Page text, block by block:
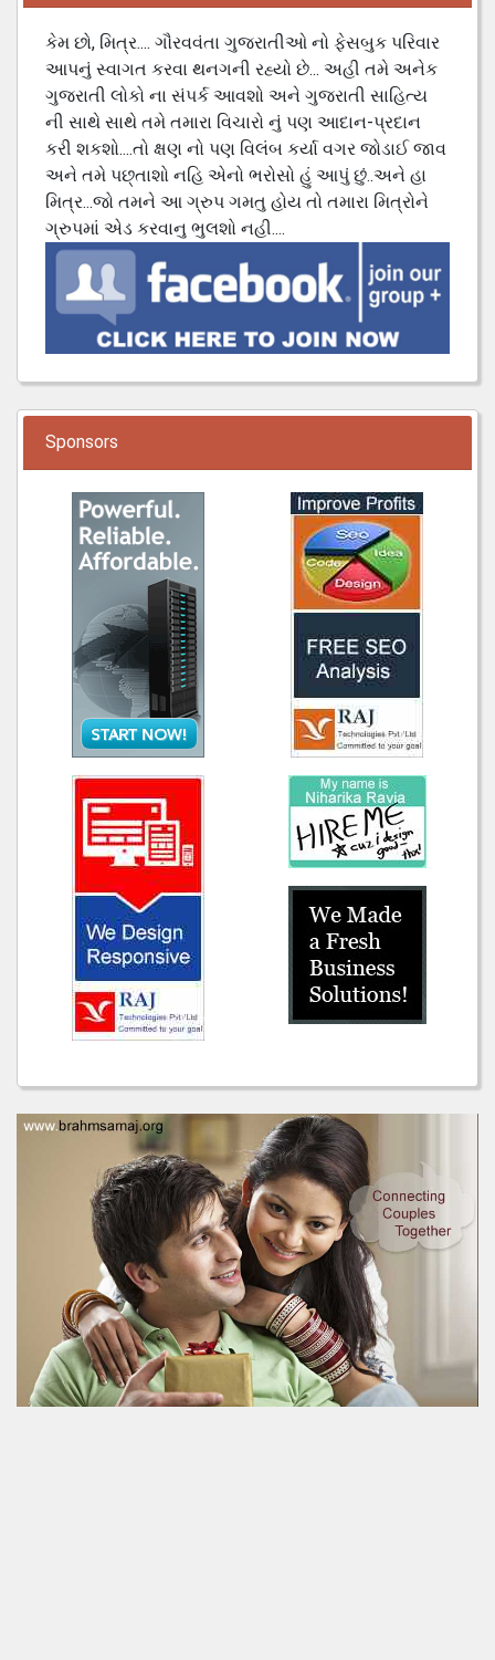
કેમ છો, મિત્ર.... ગૌરવવંતા ગુજરાતીઓ નો ફેસબુક પરિવાર
આપનું સ્વાગત કરવા થનગની રહ્યો છે... અહી તમે અનેક
ગુજરાતી લોકો ના સંપર્ક આવશો અને ગુજરાતી સાહિત્ય
ની સાથે સાથે તમે તમારા વિચારો નું પણ આદાન-પ્રદાન
કરી શકશો....તો ક્ષણ નો પણ વિલંબ કર્યા વગર જોડાઈ જાવ
અને તમે પછ્તાશો નહિ એનો ભરોસો હું આપું છું..અને હા
મિત્ર...જો તમને આ ગ્રુપ ગમતુ હોય તો તમારા મિત્રોને
ગ્રુપમાં એડ કરવાનુ ભુલશો નહી....
Sponsors